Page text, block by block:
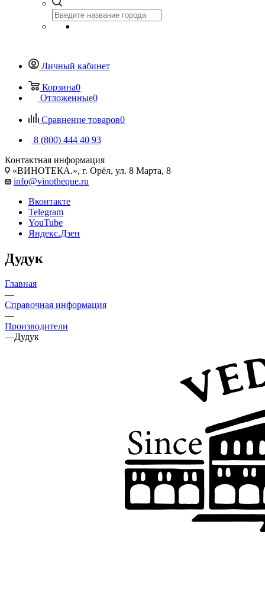
Личный кабинет
Корзина0
Отложенные0
Сравнение товаров0
8 (800) 444 40 93
Контактная информация
«ВИНОТЕКА.», г. Орёл, ул. 8 Марта, 8
info@vinotheque.ru
Вконтакте
Telegram
YouTube
Яндекс.Дзен
Дудук
Главная
—
Справочная информация
—
Производители
—Дудук